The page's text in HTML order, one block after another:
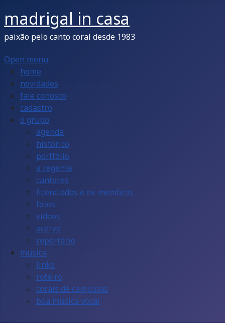
madrigal in casa
paixão pelo canto coral desde 1983
Open menu
home
novidades
fale conosco
cadastro
o grupo
agenda
histórico
portfólio
a regente
cantores
licenciados e ex-membros
fotos
vídeos
acervo
repertório
música
links
roteiro
corais de campinas
boa música vocal